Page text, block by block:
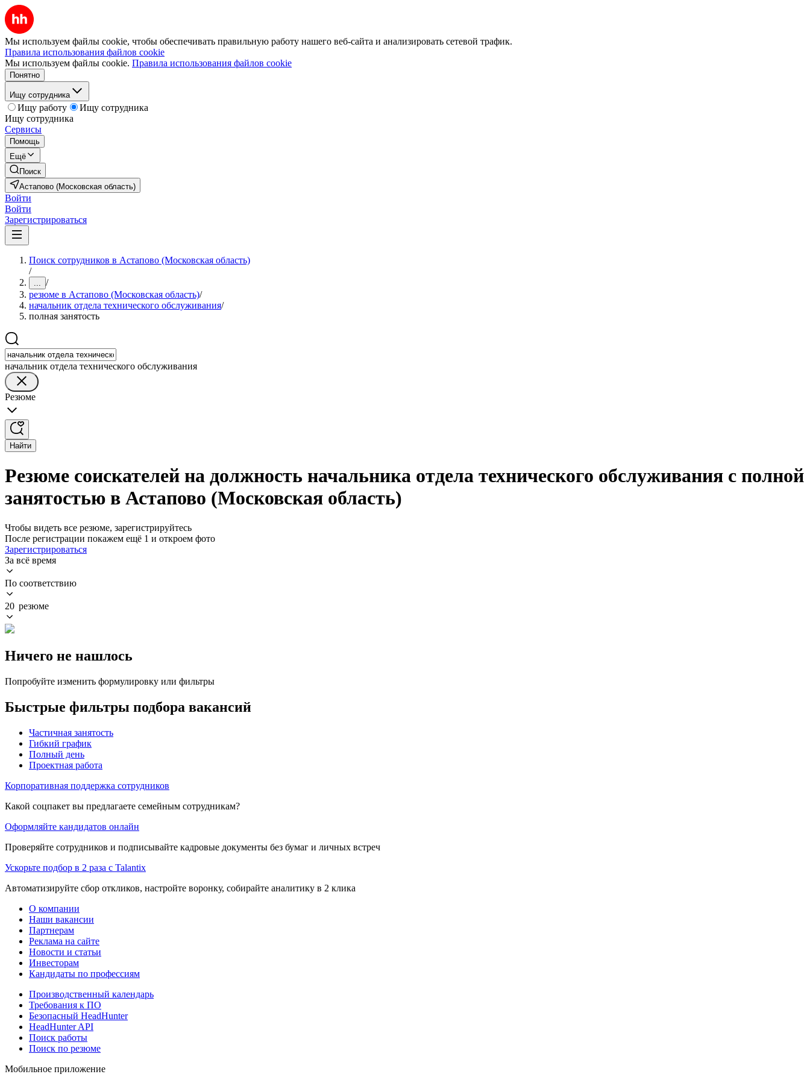
Мы используем файлы cookie, чтобы обеспечивать правильную работу нашего веб-сайта и анализировать сетевой трафик.
Правила использования файлов cookie
Мы используем файлы cookie. Правила использования файлов cookie
Понятно
Ищу сотрудника
Ищу работу
Ищу сотрудника
Ищу сотрудника
Сервисы
Помощь
Ещё
Поиск
Астапово (Московская область)
Войти
Войти
Зарегистрироваться
Поиск сотрудников в Астапово (Московская область)
/
... /
резюме в Астапово (Московская область)/
начальник отдела технического обслуживания/
полная занятость
начальник отдела технического обслуживания
Резюме
Найти
Резюме соискателей на должность начальника отдела технического обслуживания с полной
занятостью в Астапово (Московская область)
Чтобы видеть все резюме, зарегистрируйтесь
После регистрации покажем ещё 1 и откроем фото
Зарегистрироваться
За всё время
По соответствию
20 резюме
Ничего не нашлось
Попробуйте изменить формулировку или фильтры
Быстрые фильтры подбора вакансий
Частичная занятость
Гибкий график
Полный день
Проектная работа
Корпоративная поддержка сотрудников
Какой соцпакет вы предлагаете семейным сотрудникам?
Оформляйте кандидатов онлайн
Проверяйте сотрудников и подписывайте кадровые документы без бумаг и личных встреч
Ускорьте подбор в 2 раза с Talantix
Автоматизируйте сбор откликов, настройте воронку, собирайте аналитику в 2 клика
О компании
Наши вакансии
Партнерам
Реклама на сайте
Новости и статьи
Инвесторам
Кандидаты по профессиям
Производственный календарь
Требования к ПО
Безопасный HeadHunter
HeadHunter API
Поиск работы
Поиск по резюме
Мобильное приложение